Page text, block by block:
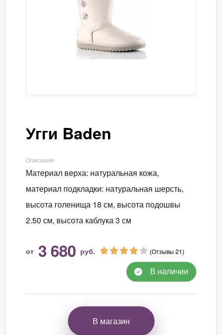
Угги Baden
Описание
Материал верха: натуральная кожа,
материал подкладки: натуральная шерсть,
высота голенища 18 см, высота подошвы
2.50 см, высота каблука 3 см
от 3 680 руб. (Отзывы 21)
В наличии
В магазин